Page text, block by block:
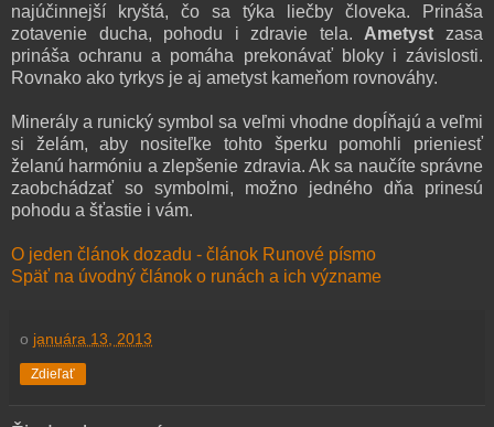
najúčinnejší kryštá, čo sa týka liečby človeka. Prináša
zotavenie ducha, pohodu i zdravie tela. Ametyst zasa
prináša ochranu a pomáha prekonávať bloky i závislosti.
Rovnako ako tyrkys je aj ametyst kameňom rovnováhy.
Minerály a runický symbol sa veľmi vhodne dopĺňajú a veľmi
si želám, aby nositeľke tohto šperku pomohli prieniesť
želanú harmóniu a zlepšenie zdravia. Ak sa naučíte správne
zaobchádzať so symbolmi, možno jedného dňa prinesú
pohodu a šťastie i vám.
O jeden článok dozadu - článok Runové písmo
Späť na úvodný článok o runách a ich význame
o januára 13, 2013
Zdieľať